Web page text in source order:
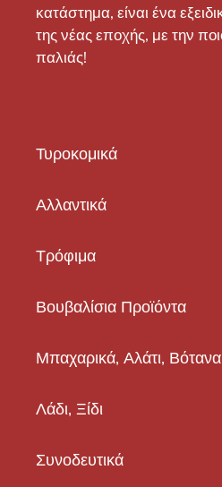
κατάστημα, είναι ένα
της νέας εποχής, με την
παλιάς!
Τυροκομικά
Αλλαντικά
Τρόφιμα
Βουβαλίσια Προϊόντα
Μπαχαρικά, Αλάτι, Βότανα
Λάδι, Ξίδι
Συνοδευτικά